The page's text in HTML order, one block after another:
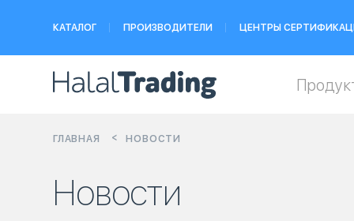
КАТАЛОГ ПРОИЗВОДИТЕЛИ ЦЕНТРЫ
ГЛАВНАЯ НОВОСТИ
Новости